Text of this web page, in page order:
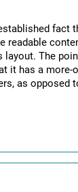
fact
readable
layout. The
it has a more-
as opposed